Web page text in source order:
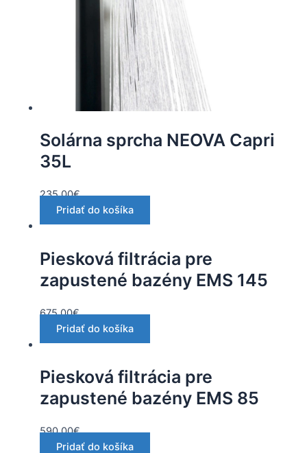
Solárna sprcha NEOVA Capri
35L
235.00€
Pridať do košíka
Piesková filtrácia pre
zapustené bazény EMS 145
675.00€
Pridať do košíka
Piesková filtrácia pre
zapustené bazény EMS 85
590.00€
Pridať do košíka